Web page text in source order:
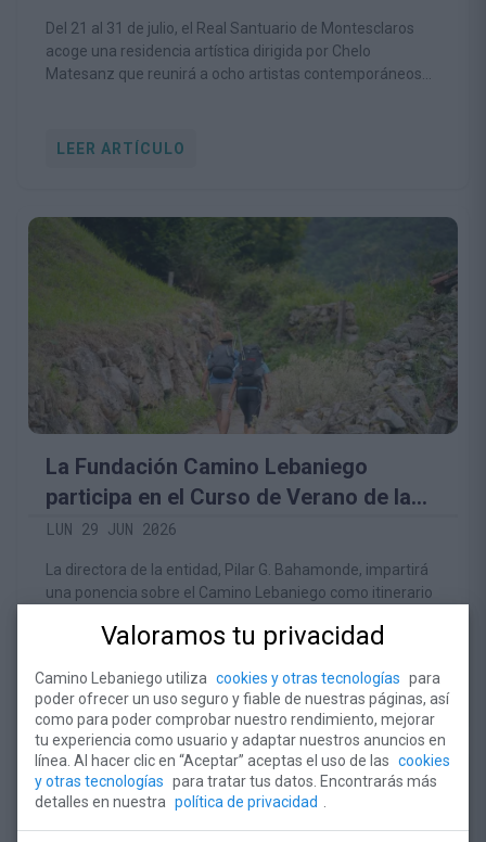
patrimonio religioso y natural en motor
de creación contemporánea
Del 21 al 31 de julio, el Real Santuario de Montesclaros
acoge una residencia artística dirigida por Chelo
Matesanz que reunirá a ocho artistas contemporáneos
LEER ARTÍCULO
La Fundación Camino Lebaniego
participa en el Curso de Verano de la
UC sobre patrimonio cultural y turismo
LUN 29 JUN 2026
La directora de la entidad, Pilar G. Bahamonde, impartirá
una ponencia sobre el Camino Lebaniego como itinerario
próximo 2 de julio.
LEER ARTÍCULO
Valoramos tu privacidad
Camino Lebaniego utiliza cookies y otras tecnologías para
poder ofrecer un uso seguro y fiable de nuestras páginas, así
como para poder comprobar nuestro rendimiento, mejorar
tu experiencia como usuario y adaptar nuestros anuncios en
línea. Al hacer clic en “Aceptar” aceptas el uso de las cookies
y otras tecnologías para tratar tus datos. Encontrarás más
detalles en nuestra política de privacidad